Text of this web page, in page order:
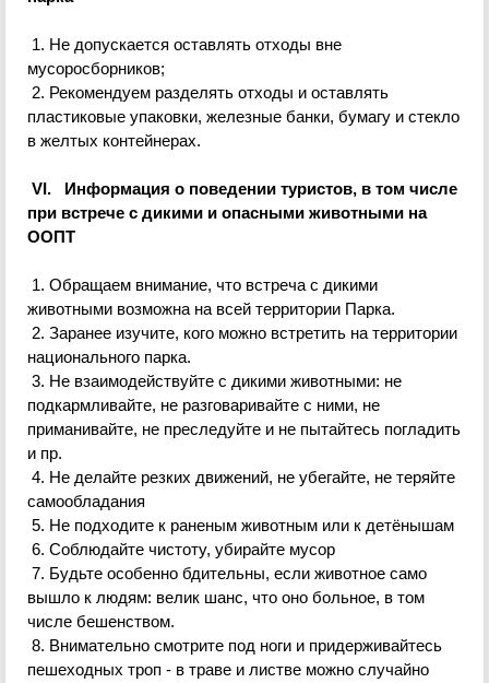
1. Не допускается оставлять отходы вне
мусоросборников;
2. Рекомендуем разделять отходы и оставлять
пластиковые упаковки, железные банки, бумагу и стекло
в желтых контейнерах.
VI. Информация о поведении туристов, в том числе
при встрече с дикими и опасными животными на
ООПТ
1. Обращаем внимание, что встреча с дикими
животными возможна на всей территории Парка.
2. Заранее изучите, кого можно встретить на территории
национального парка.
3. Не взаимодействуйте с дикими животными: не
подкармливайте, не разговаривайте с ними, не
приманивайте, не преследуйте и не пытайтесь погладить
и пр.
4. Не делайте резких движений, не убегайте, не теряйте
самообладания
5. Не подходите к раненым животным или к детёнышам
6. Соблюдайте чистоту, убирайте мусор
7. Будьте особенно бдительны, если животное само
вышло к людям: велик шанс, что оно больное, в том
числе бешенством.
8. Внимательно смотрите под ноги и придерживайтесь
пешеходных троп - в траве и листве можно случайно